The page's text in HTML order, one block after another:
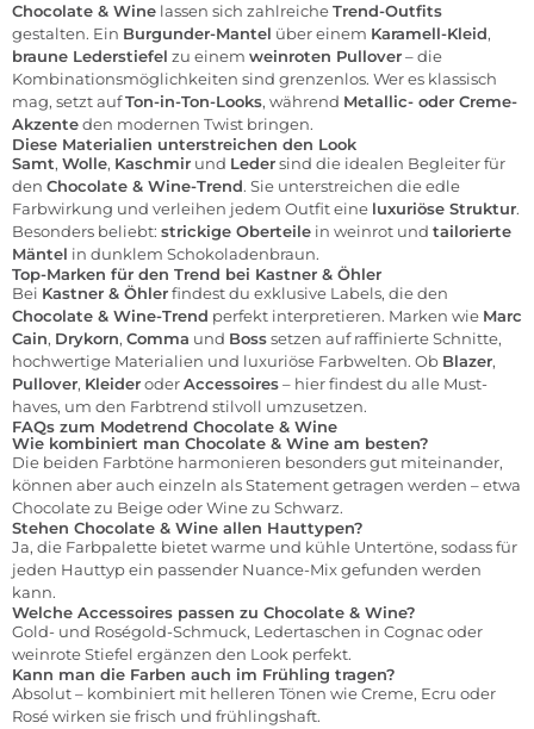
Chocolate & Wine lassen sich zahlreicheTrend-Outfits
gestalten. Ein Burgunder-Mantel über einem Karamell-Kleid,
braune Lederstiefel zu einem weinroten Pullover– die
Kombinationsmöglichkeiten sind grenzenlos. Wer es klassisch
mag, setzt aufTon-in-Ton-Looks, während Metallic- oder Creme-
Akzenteden modernen Twist bringen.
Diese Materialien unterstreichen den Look
Samt, Wolle, Kaschmir und Ledersind die idealen Begleiter für
den Chocolate & Wine-Trend. Sie unterstreichen die edle
Farbwirkung und verleihen jedem Outfit eine luxuriöse Struktur.
Besonders beliebt: strickige Oberteile in weinrot und tailorierte
Mäntel in dunklem Schokoladenbraun.
Top-Marken für den Trend bei Kastner & Öhler
Bei Kastner & Öhlerfindest du exklusive Labels, die den
Chocolate & Wine-Trend perfekt interpretieren. Marken wie Marc
Cain, Drykorn, Comma und Bosssetzen auf raffinierte Schnitte,
hochwertige Materialien und luxuriöse Farbwelten. Ob Blazer,
Pullover, KleideroderAccessoires– hier findest du alle Must-
haves, um den Farbtrend stilvoll umzusetzen.
FAQs zum Modetrend Chocolate & Wine
Wie kombiniert man Chocolate & Wine am besten?
Die beiden Farbtöne harmonieren besonders gut miteinander,
können aber auch einzeln als Statement getragen werden – etwa
Chocolate zu Beige oder Wine zu Schwarz.
Stehen Chocolate & Wine allen Hauttypen?
Ja, die Farbpalette bietet warme und kühle Untertöne, sodass für
jeden Hauttyp ein passender Nuance-Mix gefunden werden
kann.
Welche Accessoires passen zu Chocolate & Wine?
Gold- und Roségold-Schmuck, Ledertaschen in Cognac oder
weinrote Stiefel ergänzen den Look perfekt.
Kann man die Farben auch im Frühling tragen?
Absolut – kombiniert mit helleren Tönen wie Creme, Ecru oder
Rosé wirken sie frisch und frühlingshaft.